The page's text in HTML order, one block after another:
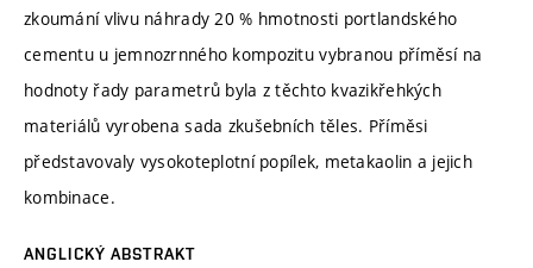
zkoumání vlivu náhrady 20 % hmotnosti portlandského
cementu u jemnozrnného kompozitu vybranou příměsí na
hodnoty řady parametrů byla z těchto kvazikřehkých
materiálů vyrobena sada zkušebních těles. Příměsi
představovaly vysokoteplotní popílek, metakaolin a jejich
kombinace.
ANGLICKÝ ABSTRAKT